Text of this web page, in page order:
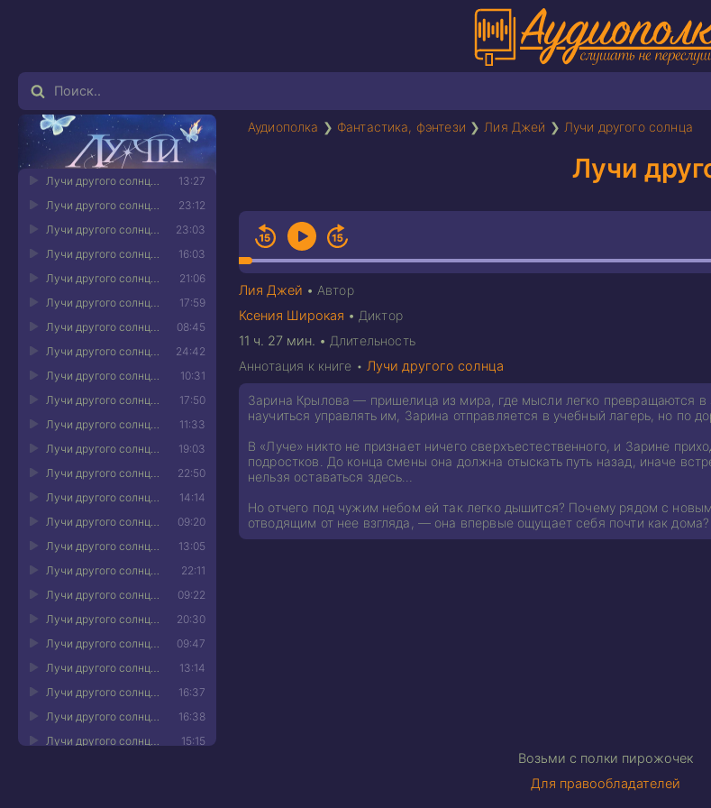
Аудиополка ❯ Фантастика, фэнтези ❯ Лия Джей ❯ Лучи другого солнца
Лучи
Лия Джей • Автор
Ксения Широкая • Диктор
11 ч. 27 мин. • Длительность
13:27
Лучи другого солнца 01
23:12
Лучи другого солнца 02
23:03
Лучи другого солнца 03
16:03
Лучи другого солнца 04
21:06
Лучи другого солнца 05
17:59
Лучи другого солнца 06
08:45
Лучи другого солнца 07
24:42
Лучи другого солнца 08
10:31
Лучи другого солнца 09
17:50
Лучи другого солнца 10
11:33
Лучи другого солнца 11
19:03
Лучи другого солнца 12
22:50
Лучи другого солнца 13
14:14
Лучи другого солнца 14
09:20
Лучи другого солнца 15
13:05
Лучи другого солнца 16
22:11
Лучи другого солнца 17
09:22
Лучи другого солнца 18
20:30
Лучи другого солнца 19
09:47
Лучи другого солнца 20
13:14
Лучи другого солнца 21
16:37
Лучи другого солнца 22
16:38
Лучи другого солнца 23
15:15
Лучи другого солнца 24
Аннотация к книге • Лучи другого солнца
Зарина Крылова — пришелица из мира, где мысли легко превращаются
научиться управлять им, Зарина отправляется в учебный лагерь, но по
В «Луче» никто не признает ничего сверхъестественного, и Зарине
подростков. До конца смены она должна отыскать путь назад, иначе
нельзя оставаться здесь…
Но отчего под чужим небом ей так легко дышится? Почему рядом с
отводящим от нее взгляда, — она впервые ощущает себя почти как дома?
Возьми с полки пирожочек
Для правообладателей